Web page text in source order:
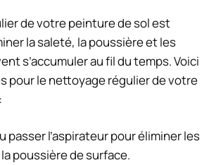
de votre peinture de sol est
la saleté, la poussière et les
s’accumuler au fil du temps. Voici
pour le nettoyage régulier de votre
passer l’aspirateur pour éliminer les
poussière de surface.